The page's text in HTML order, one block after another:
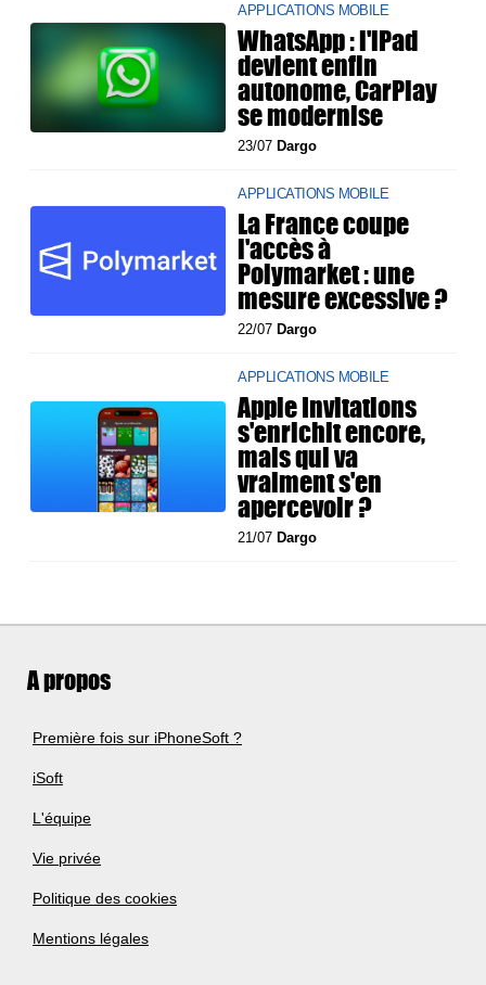
APPLICATIONS MOBILE
WhatsApp : l'iPad
devient enfin
autonome, CarPlay
se modernise
23/07Dargo
APPLICATIONS MOBILE
La France coupe
l'accès à
Polymarket : une
mesure excessive ?
22/07Dargo
APPLICATIONS MOBILE
Apple Invitations
s'enrichit encore,
mais qui va
vraiment s'en
apercevoir ?
21/07Dargo
A propos
Première fois sur iPhoneSoft ?
iSoft
L'équipe
Vie privée
Politique des cookies
Mentions légales